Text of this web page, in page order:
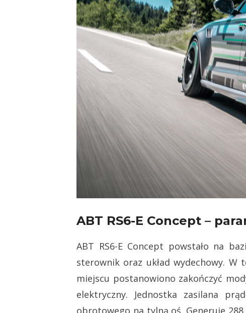
ABT RS6-E Concept –
ABT RS6-E Concept powstało na
sterownik oraz układ wydechowy.
miejscu postanowiono zakończyć
elektryczny. Jednostka zasilana
obrotowego na tylną oś. Generuje